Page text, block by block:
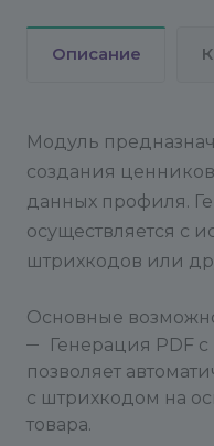
списке элементов
поддержка выбора
При выборе
товары данной и
После генерации
поле указанное в
Поддержка
info@conversite.ru
Либо на сайте
https://wm56.ru/
Рабочие дни: ПН -
Описание
Модуль
создания
данных профиля.
осуществляется с
штрихкодов или
Основные
Генерация PDF
позволяет
с штрихкодом на
товара.